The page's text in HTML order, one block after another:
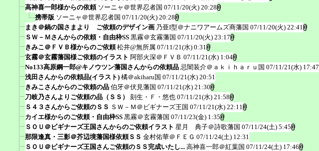
高神喜一郎様からの依頼 ソーニャ＠世界忍者国 07/11/20(火) 20:28
携帯版 ソーニャ＠世界忍者国 07/11/20(火) 20:28
まき＠鍋の国さまより ご依頼のデザイン画 乃亜I型＠ナニワアームズ商藩国 07/11/20(火) 22:41
ＳＷ－Ｍさんからの依頼・自由枠SS 黒霧＠玄霧藩国 07/11/20(火) 23:17
きみこ＠ＦＶＢ様からのご依頼 松井@無所属 07/11/21(水) 0:31
玄霧＠玄霧藩国様ご依頼のイラスト 阿部火深＠ＦＶＢ 07/11/21(水) 1:04
No133高原鋼一郎@キノウツン藩国さんからの依頼品 忌闇装介＠ａｋｉｈａｒｕ国 07/11/21(水) 17:47
浅田さんからの依頼品(イラスト) 橘＠akiharu国 07/11/21(水) 20:51
きみこさんからのご依頼の品 伯牙＠伏見藩国 07/11/21(水) 21:30
刀岐乃さんよりご依頼の品（ＳＳ）
刻生・Ｆ・悠也 07/11/21(水) 21:58
Ｓ４３さんからご依頼のＳＳ ＳＷ－Ｍ＠ビギナーズ王国 07/11/21(水) 22:11
カイエ様からのご依頼・自由枠SS 黒霧＠玄霧藩国 07/11/23(金) 1:35
ＳＯＵ＠ビギナーズ王国さんからのご依頼イラスト 星月 典子＠詩歌藩国 07/11/24(土) 5:45
那限逢真・三影＠芥辺境藩国様依頼ＳＳ 金村佑華＠ＦＥＧ 07/11/24(土) 12:31
ＳＯＵ＠ビギナーズ王国さんご依頼のＳＳ完成いたし... 高神喜一郎＠紅葉国 07/11/24(土) 17:46